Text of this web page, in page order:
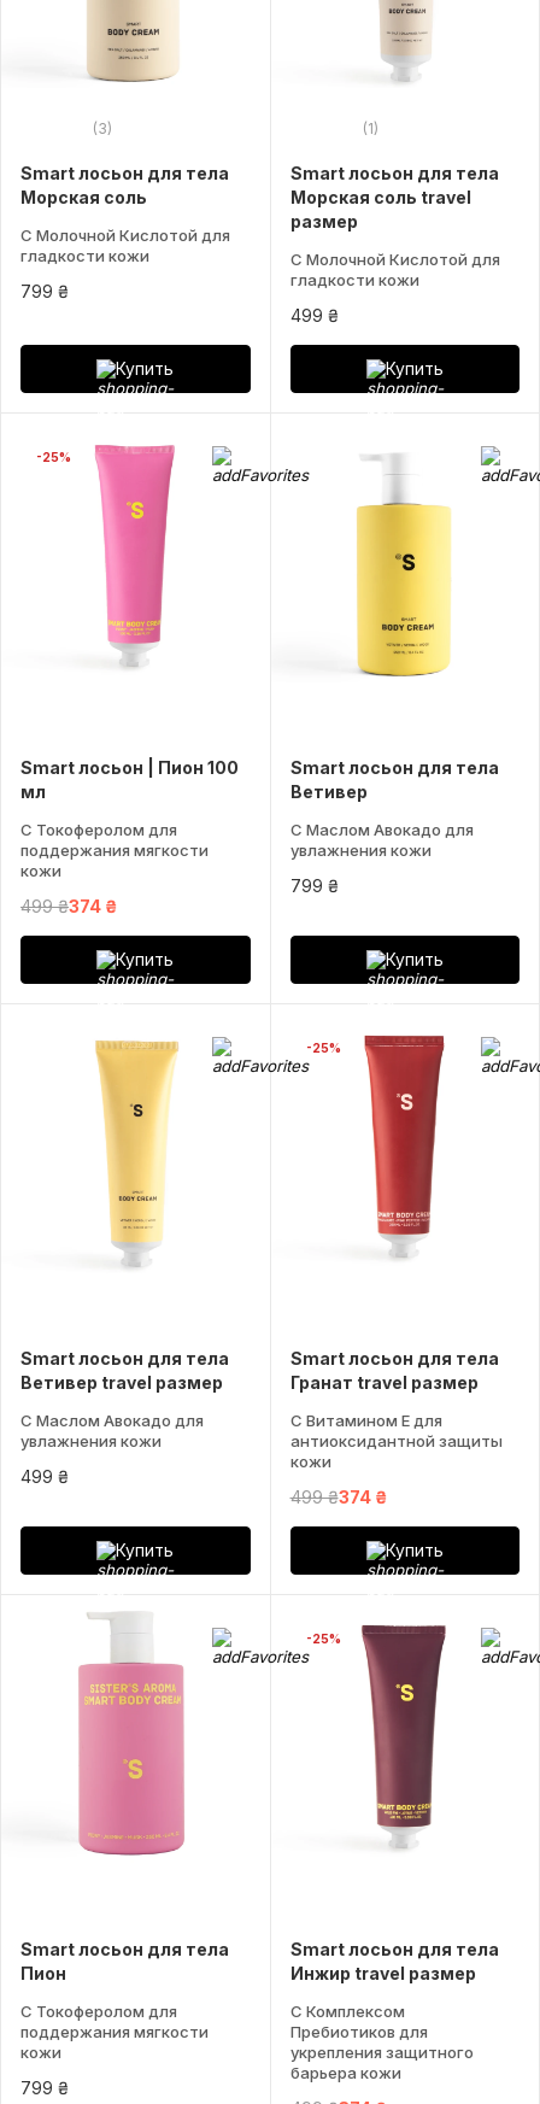
(3)
Smart лосьон для тела
Морская соль
С Молочной Кислотой для
гладкости кожи
799 ₴
Купить
(1)
Smart лосьон для тела
Морская соль travel
размер
С Молочной Кислотой для
гладкости кожи
499 ₴
Купить
-25%
Smart лосьон | Пион 100
мл
С Токоферолом для
поддержания мягкости
кожи
499 ₴374 ₴
Купить
Smart лосьон для тела
Ветивер
С Маслом Авокадо для
увлажнения кожи
799 ₴
Купить
Smart лосьон для тела
Ветивер travel размер
С Маслом Авокадо для
увлажнения кожи
499 ₴
Купить
-25%
Smart лосьон для тела
Гранат travel размер
С Витамином Е для
антиоксидантной защиты
кожи
499 ₴374 ₴
Купить
Smart лосьон для тела
Пион
С Токоферолом для
поддержания мягкости
кожи
799 ₴
-25%
Smart лосьон для тела
Инжир travel размер
С Комплексом
Пребиотиков для
укрепления защитного
барьера кожи